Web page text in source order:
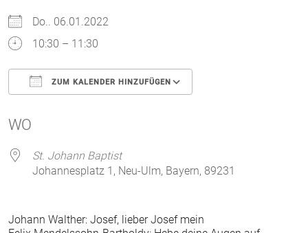
Do.. 06.01.2022
10:30 – 11:30
ZUM KALENDER HINZUFÜGEN
WO
St. Johann Baptist
Johannesplatz 1, Neu-Ulm, Bayern, 89231
Johann Walther: Josef, lieber Josef mein